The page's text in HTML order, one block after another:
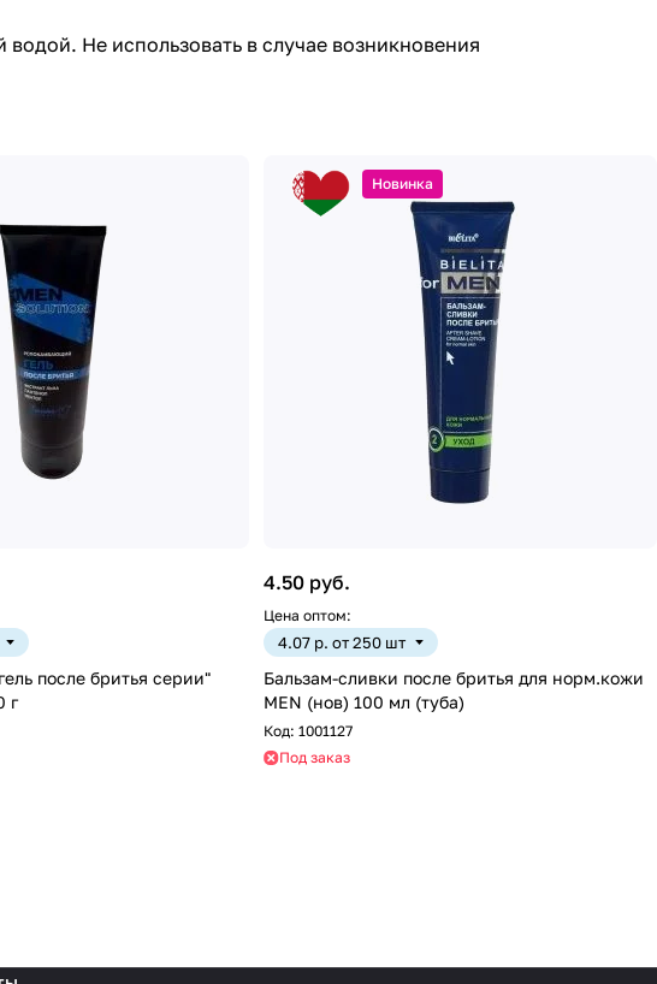
Не использовать в случае возникновения
после бритья серии"
г
Новинка
4.50 руб.
Цена оптом:
4.07 р. от 250 шт
Бальзам-сливки после бритья для норм.кожи
MEN (нов) 100 мл (туба)
Код: 1001127
Под заказ